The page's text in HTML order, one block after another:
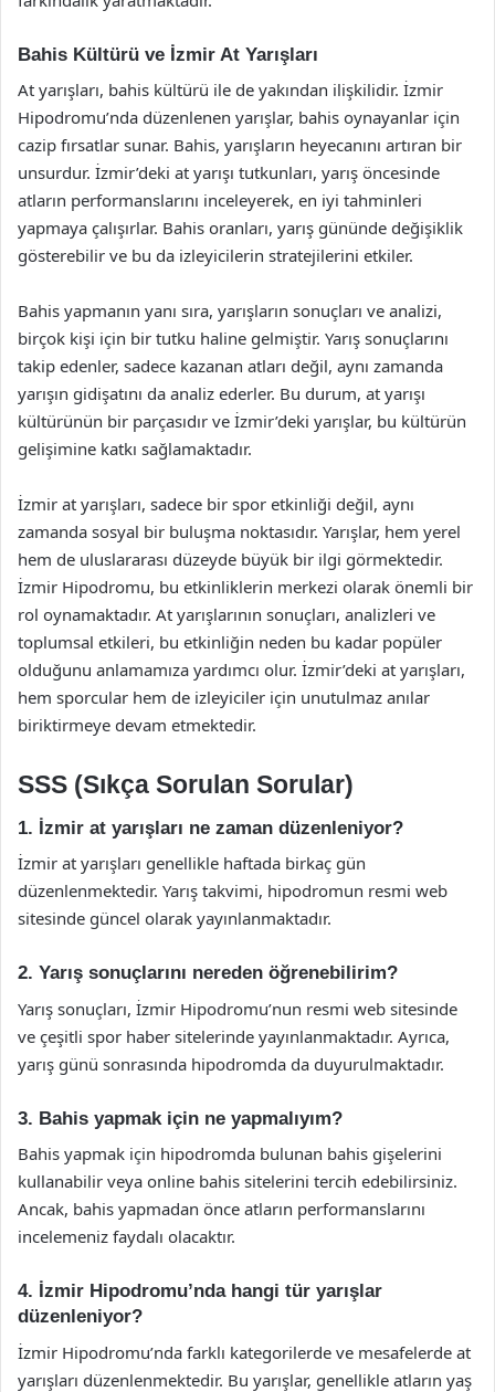
Bahis Kültürü ve İzmir At Yarışları
At yarışları, bahis kültürü ile de yakından ilişkilidir. İzmir
Hipodromu’nda düzenlenen yarışlar, bahis oynayanlar için
cazip fırsatlar sunar. Bahis, yarışların heyecanını artıran bir
unsurdur. İzmir’deki at yarışı tutkunları, yarış öncesinde
atların performanslarını inceleyerek, en iyi tahminleri
yapmaya çalışırlar. Bahis oranları, yarış gününde değişiklik
gösterebilir ve bu da izleyicilerin stratejilerini etkiler.
Bahis yapmanın yanı sıra, yarışların sonuçları ve analizi,
birçok kişi için bir tutku haline gelmiştir. Yarış sonuçlarını
takip edenler, sadece kazanan atları değil, aynı zamanda
yarışın gidişatını da analiz ederler. Bu durum, at yarışı
kültürünün bir parçasıdır ve İzmir’deki yarışlar, bu kültürün
gelişimine katkı sağlamaktadır.
İzmir at yarışları, sadece bir spor etkinliği değil, aynı
zamanda sosyal bir buluşma noktasıdır. Yarışlar, hem yerel
hem de uluslararası düzeyde büyük bir ilgi görmektedir.
İzmir Hipodromu, bu etkinliklerin merkezi olarak önemli bir
rol oynamaktadır. At yarışlarının sonuçları, analizleri ve
toplumsal etkileri, bu etkinliğin neden bu kadar popüler
olduğunu anlamamıza yardımcı olur. İzmir’deki at yarışları,
hem sporcular hem de izleyiciler için unutulmaz anılar
biriktirmeye devam etmektedir.
SSS (Sıkça Sorulan Sorular)
1. İzmir at yarışları ne zaman düzenleniyor?
İzmir at yarışları genellikle haftada birkaç gün
düzenlenmektedir. Yarış takvimi, hipodromun resmi web
sitesinde güncel olarak yayınlanmaktadır.
2. Yarış sonuçlarını nereden öğrenebilirim?
Yarış sonuçları, İzmir Hipodromu’nun resmi web sitesinde
ve çeşitli spor haber sitelerinde yayınlanmaktadır. Ayrıca,
yarış günü sonrasında hipodromda da duyurulmaktadır.
3. Bahis yapmak için ne yapmalıyım?
Bahis yapmak için hipodromda bulunan bahis gişelerini
kullanabilir veya online bahis sitelerini tercih edebilirsiniz.
Ancak, bahis yapmadan önce atların performanslarını
incelemeniz faydalı olacaktır.
4. İzmir Hipodromu’nda hangi tür yarışlar
düzenleniyor?
İzmir Hipodromu’nda farklı kategorilerde ve mesafelerde at
yarışları düzenlenmektedir. Bu yarışlar, genellikle atların yaş